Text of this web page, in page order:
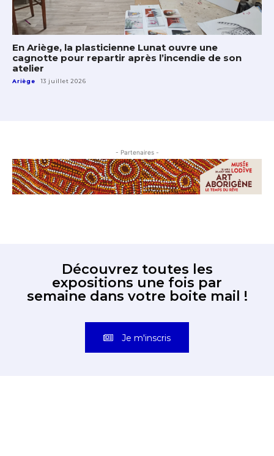
En Ariège, la plasticienne Lunat ouvre une
cagnotte pour repartir après l’incendie de son
atelier
Ariège 13 juillet 2026
- Partenaires -
Découvrez toutes les
expositions une fois par
semaine dans votre boite mail !
Je m'inscris